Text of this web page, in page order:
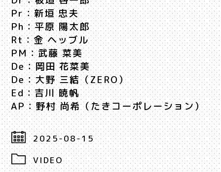
Pr：新垣 忠夫
Ph：平原 陽太郎
Rt：金 ヘッブル
PM：武藤 菜美
De：岡田 花菜美
De：大野 三結（ZERO）
Ed：吉川 暁帆
AP：野村 尚希（たきコーポレーション）
2025-08-15
VIDEO